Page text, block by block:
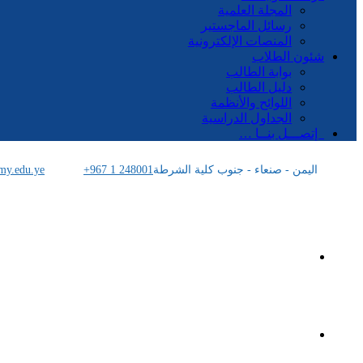
المجلة العلمية
رسائل الماجستير
المنصات الإلكترونية
شئون الطلاب
بوابة الطالب
دليل الطالب
اللوائح والأنظمة
الجداول الدراسية
إتصـــل بنــا …
اليمن - صنعاء - جنوب كلية الشرطة+967 1 248001